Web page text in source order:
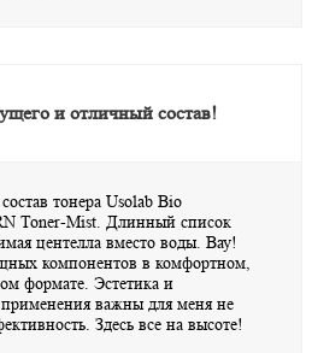
и отличный состав!
тонера Usolab Bio
Toner-Mist. Длинный список
центелла вместо воды. Вау!
компонентов в комфортном,
формате. Эстетика и
применения важны для меня не
Здесь все на высоте!